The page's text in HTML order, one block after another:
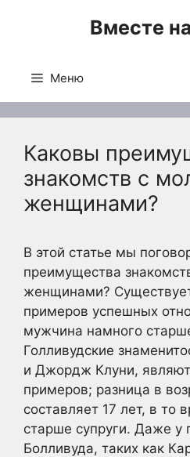
Вместе
Меню
Каковы
знакомств с
женщинами?
В этой статье мы
преимущества
женщинами?
примеров успешных
мужчина намного
Голливудские
и Джордж Клуни,
примеров; разница в
составляет 17 лет, в
старше супруги. Даже у
Болливуда, таких как